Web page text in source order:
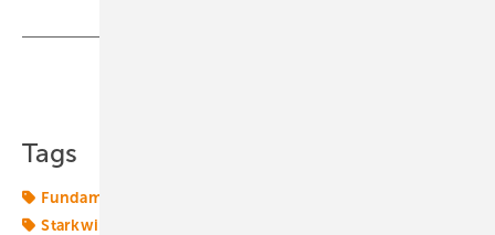
Tags
Fundament
Starkwindturbinen